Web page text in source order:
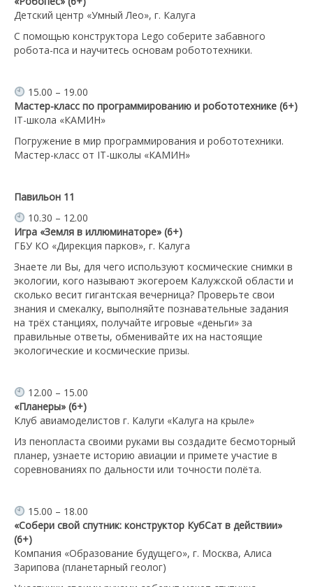
Детский центр «Умный Лео», г. Калуга
С помощью конструктора Lego соберите забавного
робота-пса и научитесь основам робототехники.
15.00 – 19.00
Мастер-класс по программированию и робототехнике (6+)
IT-школа «КАМИН»
Погружение в мир программирования и робототехники.
Мастер-класс от IT-школы «КАМИН»
Павильон 11
10.30 – 12.00
Игра «Земля в иллюминаторе» (6+)
ГБУ КО «Дирекция парков», г. Калуга
Знаете ли Вы, для чего используют космические снимки в
экологии, кого называют экогероем Калужской области и
сколько весит гигантская вечерница? Проверьте свои
знания и смекалку, выполняйте познавательные задания
на трёх станциях, получайте игровые «деньги» за
правильные ответы, обменивайте их на настоящие
экологические и космические призы.
12.00 – 15.00
«Планеры» (6+)
Клуб авиамоделистов г. Калуги «Калуга на крыле»
Из пенопласта своими руками вы создадите беcмоторный
планер, узнаете историю авиации и примете участие в
соревнованиях по дальности или точности полёта.
15.00 – 18.00
«Собери свой спутник: конструктор КубСат в действии»
(6+)
Компания «Образование будущего», г. Москва, Алиса
Зарипова (планетарный геолог)